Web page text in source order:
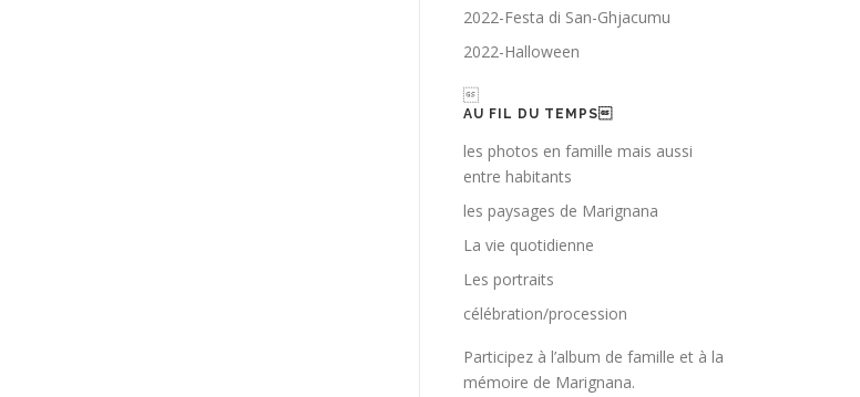
2022-Festa di San-Ghjacumu
2022-Halloween
AU FIL DU TEMPS
les photos en famille mais aussi
entre habitants
les paysages de Marignana
La vie quotidienne
Les portraits
célébration/procession
Participez à l’album de famille et à la
mémoire de Marignana.